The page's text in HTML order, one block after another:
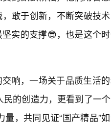
敢于创新，不断突破技
实的支撑😎，也是这个
响，一场关于品质生活的
的创造力，更看到了一
，共同见证“国产精品”